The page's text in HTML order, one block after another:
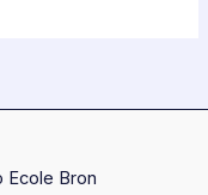
Bron